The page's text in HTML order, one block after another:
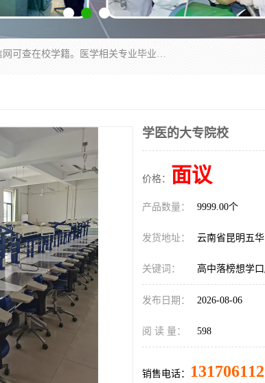
通过医学类院校正规录取从而获取统招全日制大专、本科，学信网可查在校学籍。医学相关专业毕业后可参加执业助理医师与执业医师证书考试（如口腔医学、临床医学、中医学等专业）.
学医的大专院校
价格： 面议
产品数量： 9999.00个
发货地址： 云南省昆明五
关键词： 高中落榜想学
发布日期： 2026-08-06
阅 读 量： 598
销售电话：